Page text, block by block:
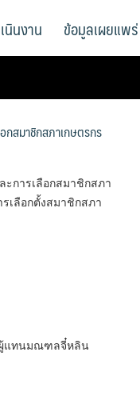
นินงาน ข้อมูลเผยแพร่
กสมาชิกสภาเกษตรกร
ะการเลือกสมาชิกสภา
เลือกตั้งสมาชิกสภา
ผู้แทนมณฑลจี๋หลิน